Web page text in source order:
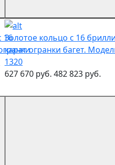
16
Золотое кольцо с 16
карат огранки багет.
1320
627 670 руб. 482 823 руб.